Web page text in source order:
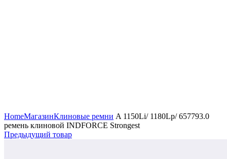
HomeМагазинКлиновые ремни A 1150Li/ 1180Lp/ 657793.0
ремень клиновой INDFORCE Strongest
Предыдущий товар